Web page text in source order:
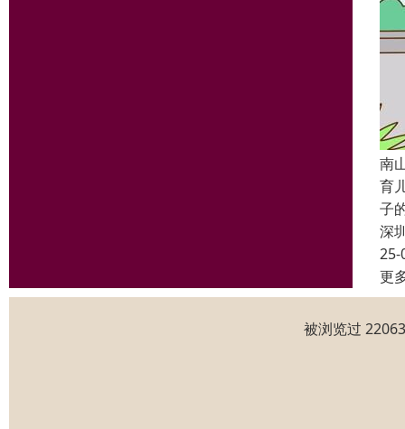
南
育
子
深
25-
更
被浏览过